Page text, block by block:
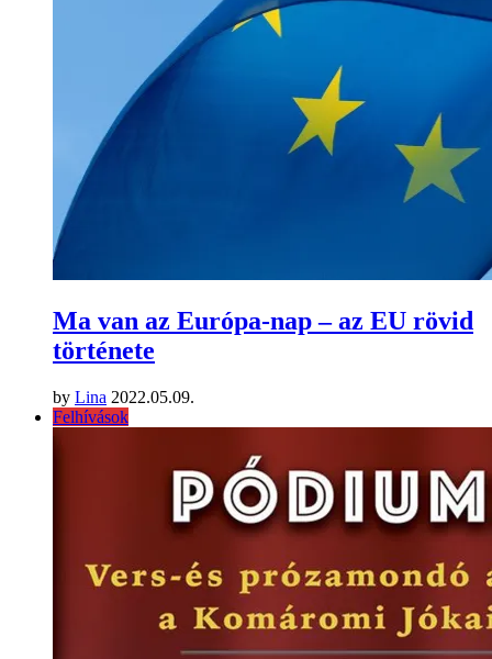
Ma van az Európa-nap – az EU rövid
története
by Lina 2022.05.09.
Felhívások